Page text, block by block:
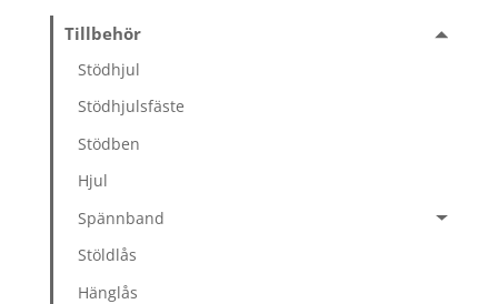
Tillbehör
Stödhjul
Stödhjulsfäste
Stödben
Hjul
Spännband
Stöldlås
Hänglås